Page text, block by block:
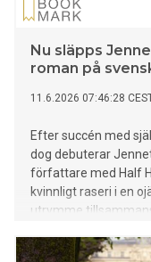
Nu släpps
roman på
11.6.2026 07:46:28
Efter succén med
dog debuterar
författare med Half
kvinnligt raseri i en
utrymme